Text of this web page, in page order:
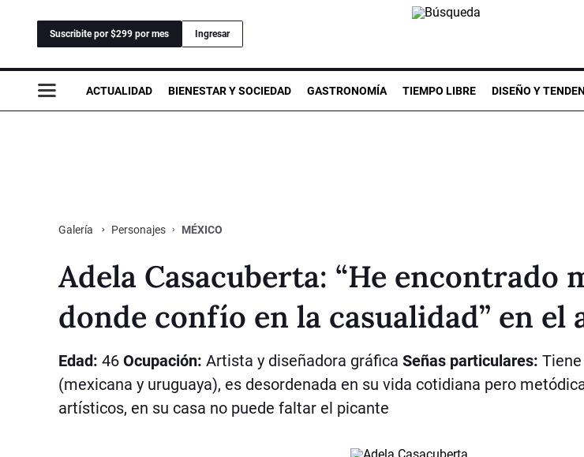
Suscribite por $299 por mes Ingresar
ACTUALIDAD BIENESTAR Y SOCIEDAD GASTRONOMÍA TIEMPO LIBRE DISEÑO Y
Galería Personajes MÉXICO
Adela Casacuberta: “He encontrado
donde confío en la casualidad” en el
Edad: 46 Ocupación: Artista y diseñadora gráfica Señas particulares:
(mexicana y uruguaya), es desordenada en su vida cotidiana pero
artísticos, en su casa no puede faltar el picante